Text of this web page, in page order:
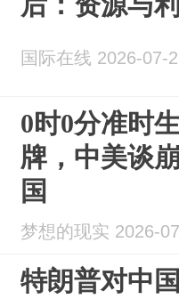
国际在线 2026-07-
0时0分准时
牌，中美谈
国
梦想的现实 2026-
特朗普对中